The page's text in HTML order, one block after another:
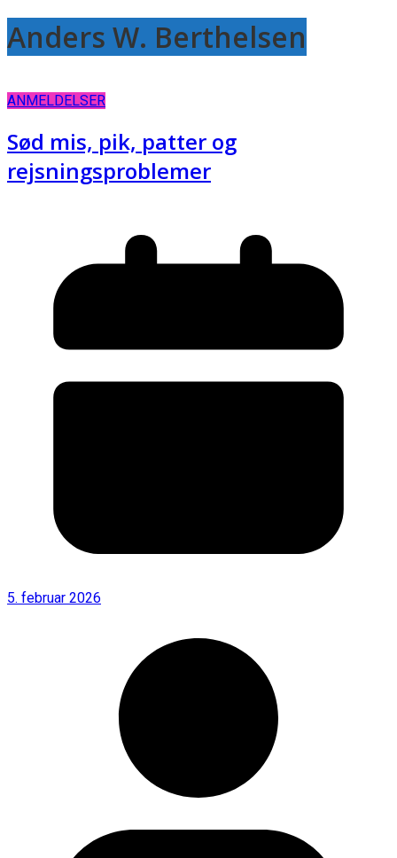
Anders W. Berthelsen
ANMELDELSER
Sød mis, pik, patter og
rejsningsproblemer
5. februar 2026